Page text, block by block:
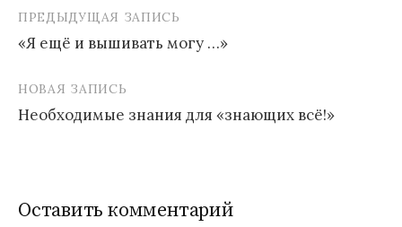
Навигация
по
записям
ПРЕДЫДУЩАЯ ЗАПИСЬ
«Я ещё и вышивать могу …»
НОВАЯ ЗАПИСЬ
Необходимые знания для «знающих всё!»
Оставить комментарий